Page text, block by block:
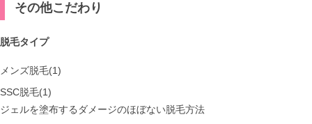
その他こだわり
脱毛タイプ
メンズ脱毛(1)
SSC脱毛(1)
ジェルを塗布するダメージのほぼない脱毛方法